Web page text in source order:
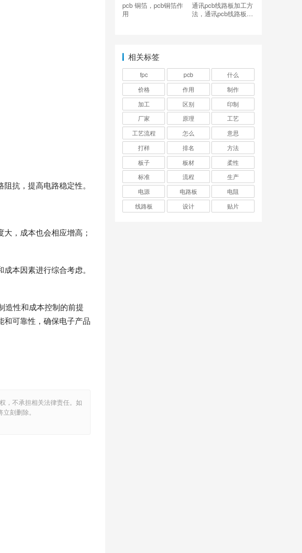
抗，提高电路稳定性。
，成本也会相应增高；
本因素进行综合考虑。
造性和成本控制的前提
和可靠性，确保电子产品
，不承担相关法律责任。如
刻删除。
pcb 铜箔，pcb铜箔作
用
通讯pcb线路板加工方
法，通讯pcb线路板加
相关标签
fpc pcb
什么
价格
作用
制作
加工
区别
印制
厂家
原理
工艺
工艺流程
怎么
意思
打样
排名
方法
板子
板材
柔性
标准
流程
生产
电源
电路板
电阻
线路板
设计 贴片